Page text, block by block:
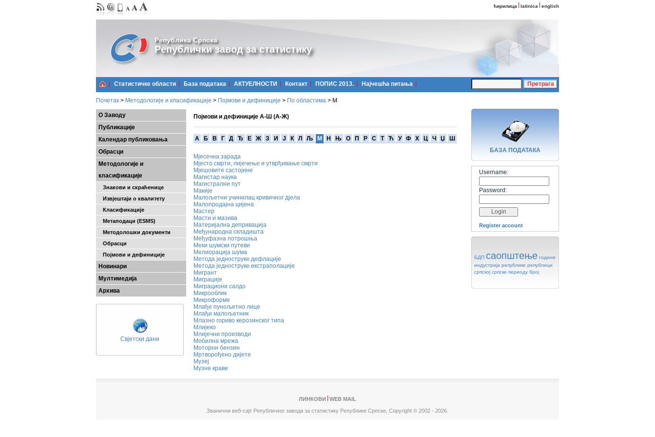
ћирилица latinica english
Република Српска
Републички завод за статистику
Статистичке области Базa података АКТУЕЛНОСТИ Контакт ПОПИС 2013. Најчешћa питања
Почетак > Методологије и класификације > Појмови и дефиниције > По областима > М
О Заводу
Публикације
Календар публиковања
Обрасци
Методологије и
класификације
Знакови и скраћенице
Извјештаји о квалитету
Класификације
Метаподаци (ESMS)
Методолошки документи
Обрасци
Појмови и дефиниције
Новинари
Мултимедија
Архива
Свјетски дани
Појмови и дефиниције А-Ш (А-Ж)
A Б В Г Д Ђ Е Ж З И Ј К Л Љ М Н Њ О П Р С Т Ћ У Ф Х Ц Ч Џ Ш
Мјесечна зарада
Мјесто смрти, лијечење и утврђивање смрти
Мјешовите састојине
Магистар наука
Магистрални пут
Макије
Малољетни учинилац кривичног дјела
Малопродајна цијена
Мастер
Масти и мазива
Материјална депривација
Међународна складишта
Међуфазна потрошња
Меки шумски путеви
Мелиорација шума
Методa једноструке дефлације
Метода једноструке екстраполације
Мигрант
Миграције
Миграциони салдо
Микрооблик
Микроформе
Млађе пунољетно лице
Млађи малољетник
Млазно гориво керозинског типа
Млијеко
Млијечни производи
Мобилна мрежа
Моторни бензин
Мртворођено дијете
Музеј
Музне краве
БАЗA ПОДАТАКА
Username:
Password:
Register account
БДП саопштење године
индустрија републике републици
српској српске периоду број
ЛИНКОВИ
WEB MAIL
Званични веб-сајт Републичког завода за статистику Републике Српске, Copyright © 2002 - 2026.